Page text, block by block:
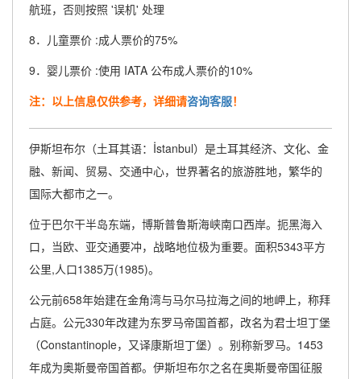
航班，否则按照 '误机' 处理
8．儿童票价 :成人票价的75%
9．婴儿票价 :使用 IATA 公布成人票价的10%
注：以上信息仅供参考，详细请咨询客服！
伊斯坦布尔（土耳其语：İstanbul）是土耳其经济、文化、金
融、新闻、贸易、交通中心，世界著名的旅游胜地，繁华的
国际大都市之一。
位于巴尔干半岛东端，博斯普鲁斯海峡南口西岸。扼黑海入
口，当欧、亚交通要冲，战略地位极为重要。面积5343平方
公里,人口1385万(1985)。
公元前658年始建在金角湾与马尔马拉海之间的地岬上，称拜
占庭。公元330年改建为东罗马帝国首都，改名为君士坦丁堡
（Constantinople，又译康斯坦丁堡）。别称新罗马。1453
年成为奥斯曼帝国首都。伊斯坦布尔之名在奥斯曼帝国征服